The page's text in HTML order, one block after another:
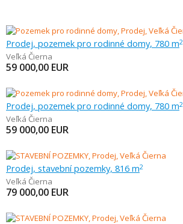
Prodej, pozemek pro rodinné domy, 780 m2
Veľká Čierna
59 000,00 EUR
Prodej, pozemek pro rodinné domy, 780 m2
Veľká Čierna
59 000,00 EUR
Prodej, stavební pozemky, 816 m2
Veľká Čierna
79 000,00 EUR